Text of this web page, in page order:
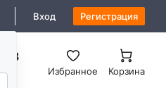
Вход Регистрация
38
Избранное Корзина